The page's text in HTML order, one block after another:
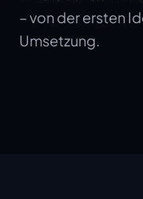
– von der ersten
Umsetzung.